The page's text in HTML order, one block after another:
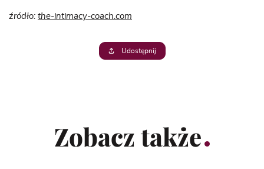
źródło: the-intimacy-coach.com
Udostępnij
Zobacz także